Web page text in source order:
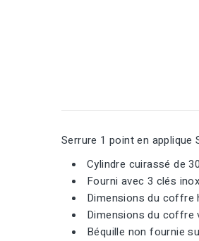
Serrure 1 point en
Cylindre cuirassé de
Fourni avec 3 clés
Dimensions du coffre
Dimensions du coffre
Béquille non fournie